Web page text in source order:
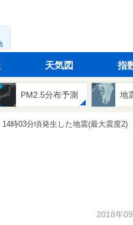
天気図 指
PM2.5分布予測 地
14時03分頃発生した地震(最大震度2)
2018年